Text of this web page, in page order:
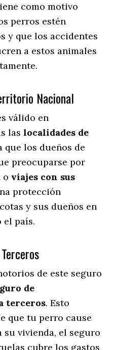
como motivo
perros estén
y que los accidentes
a estos animales
Nacional
válido en
laslocalidades de
que los dueños de
preocuparse por
o viajes con sus
protección
y sus dueños en
el país.
de este seguro
de
terceros. Esto
que tu perro cause
su vivienda, el seguro
cubre los gastos